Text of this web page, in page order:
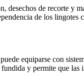
de recorte y
de los lingotes
equiparse con
y permite que las